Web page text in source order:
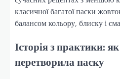
класичної багатої паски
балансом кольору, блиску і
Історія з практики:
перетворила паску